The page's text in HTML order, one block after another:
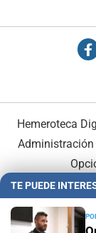
Hemeroteca
TE PUEDE